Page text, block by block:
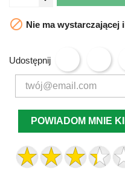
 Nie ma
Udostępnij
POWIADOM MNIE